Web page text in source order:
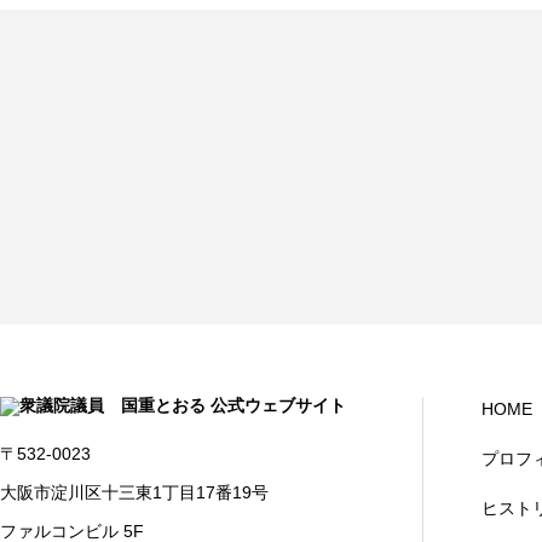
〒532-0023
大阪市淀川区十三東1丁目17番19号
ファルコンビル 5F
HOME
プロフ
ヒスト